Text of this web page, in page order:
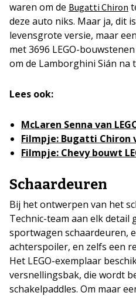
waren om de Bugatti Chiron
deze auto niks. Maar ja, dit
levensgrote versie, maar
met 3696 LEGO-
om de Lamborghini Sián na
Lees ook:
McLaren Senna van
Filmpje: Bugatti Chiron
Filmpje: Chevy bouwt
Schaardeuren
Bij het ontwerpen van het
Technic-team aan elk detail
sportwagen schaardeuren,
achterspoiler, en zelfs een
Het LEGO-exemplaar
versnellingsbak, die wordt
schakelpaddles. Om maar